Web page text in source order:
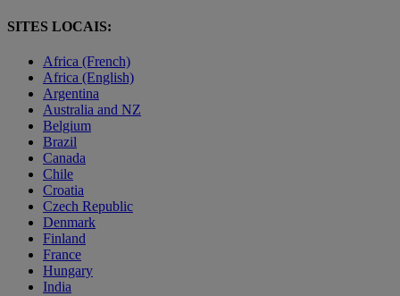
SITES LOCAIS:
Africa (French)
Africa (English)
Argentina
Australia and NZ
Belgium
Brazil
Canada
Chile
Croatia
Czech Republic
Denmark
Finland
France
Hungary
India